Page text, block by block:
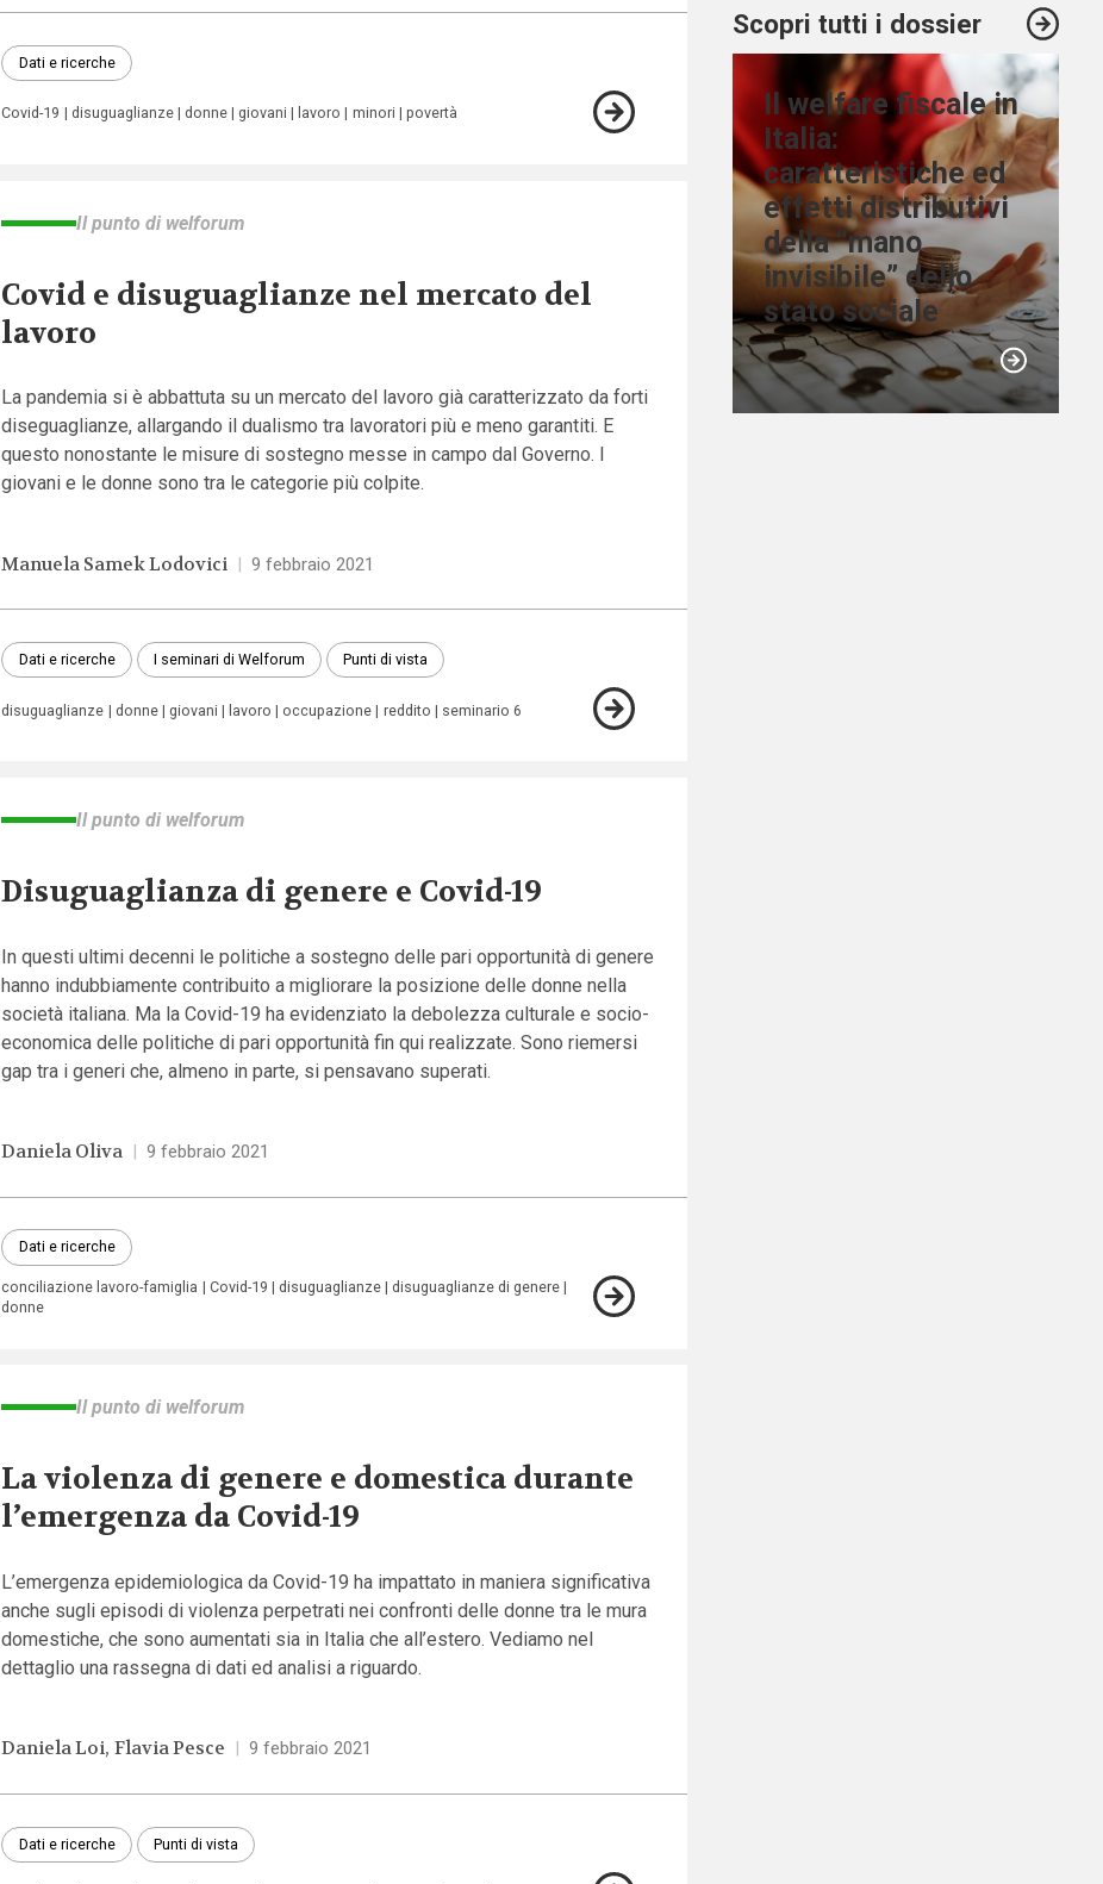
Dati e ricerche
Covid-19 disuguaglianze donne giovani lavoro minori povertà
Il punto di welforum
Covid e disuguaglianze nel mercato del
lavoro
La pandemia si è abbattuta su un mercato del lavoro già caratterizzato da forti
diseguaglianze, allargando il dualismo tra lavoratori più e meno garantiti. E
questo nonostante le misure di sostegno messe in campo dal Governo. I
giovani e le donne sono tra le categorie più colpite.
Manuela Samek Lodovici | 9 febbraio 2021
Dati e ricerche I seminari di Welforum Punti di vista
disuguaglianze donne giovani lavoro occupazione reddito seminario 6
Il punto di welforum
Disuguaglianza di genere e Covid-19
In questi ultimi decenni le politiche a sostegno delle pari opportunità di genere
hanno indubbiamente contribuito a migliorare la posizione delle donne nella
società italiana. Ma la Covid-19 ha evidenziato la debolezza culturale e socio-
economica delle politiche di pari opportunità fin qui realizzate. Sono riemersi
gap tra i generi che, almeno in parte, si pensavano superati.
Daniela Oliva | 9 febbraio 2021
Dati e ricerche
conciliazione lavoro-famiglia Covid-19 disuguaglianze
disuguaglianze di genere
donne
Il punto di welforum
La violenza di genere e domestica durante
l’emergenza da Covid-19
L’emergenza epidemiologica da Covid-19 ha impattato in maniera significativa
anche sugli episodi di violenza perpetrati nei confronti delle donne tra le mura
domestiche, che sono aumentati sia in Italia che all’estero. Vediamo nel
dettaglio una rassegna di dati ed analisi a riguardo.
Daniela Loi Flavia Pesce | 9 febbraio 2021
Dati e ricerche Punti di vista
Scopri tutti i dossier
Il welfare fiscale in
Italia:
caratteristiche ed
effetti distributivi
della “mano
invisibile” dello
stato sociale